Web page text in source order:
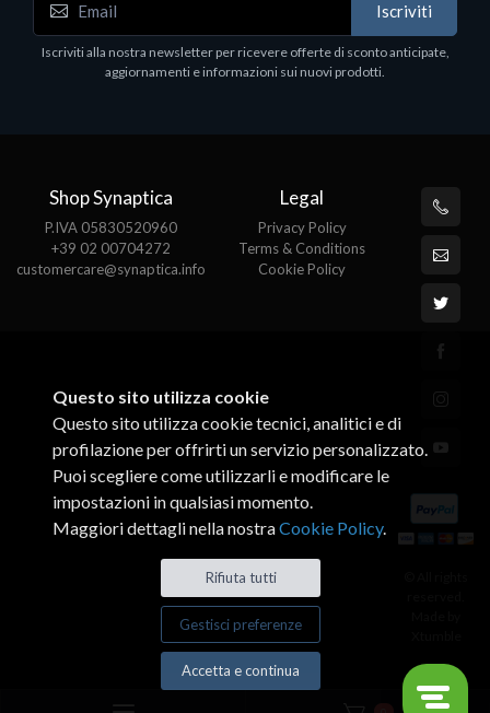
EPSON TABLET STAND, BLACK. Porta tablet
Epson, solido in metallo, orientabile in tre assi.
Adatto a tutti i tablet.
Iscriviti
Iscriviti alla nostra newsletter per ricevere offerte di sconto anticipate,
aggiornamenti e informazioni sui nuovi prodotti.
Shop Synaptica
P.IVA 05830520960
+39 02 00704272
customercare@synaptica.info
Legal
Privacy Policy
Terms & Conditions
Cookie Policy
Questo sito utilizza cookie
Questo sito utilizza cookie tecnici, analitici e di
profilazione per offrirti un servizio personalizzato.
Puoi scegliere come utilizzarli e modificare le
impostazioni in qualsiasi momento.
Maggiori dettagli nella nostraCookie Policy.
Rifiuta tutti
Gestisci preferenze
Accetta e continua